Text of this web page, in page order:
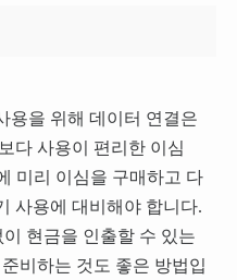
용을 위해 데이터 연결은
다 사용이 편리한 이심
미리 이심을 구매하고 다
사용에 대비해야 합니다.
현금을 인출할 수 있는
비하는 것도 좋은 방법입